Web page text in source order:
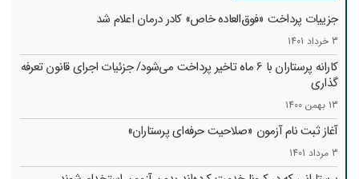
جزییات پرداخت «فوق‌العاده خاص» کادر درمان اعلام شد
3 خرداد 1401
کارانه‌ پرستاران با 6 ماه تاخیر پرداخت می‌شود/ جزئیات اجرای قانون تعرفه
گذاری
13 بهمن 1400
آغاز ثبت نام آزمون «صلاحیت حرفه‌ای پرستاران»
3 مرداد 1401